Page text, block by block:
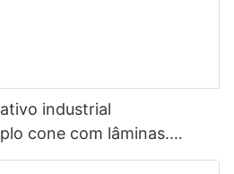
industrial
cone com lâminas.
multifuncional com